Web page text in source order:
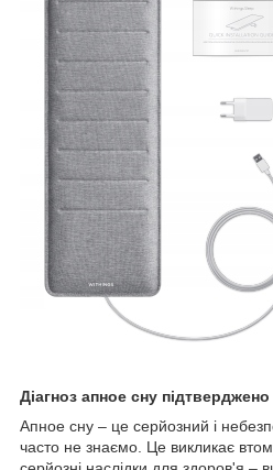
Діагноз апное сну
Апное сну – це серйозний і
часто не знаємо. Це викликає